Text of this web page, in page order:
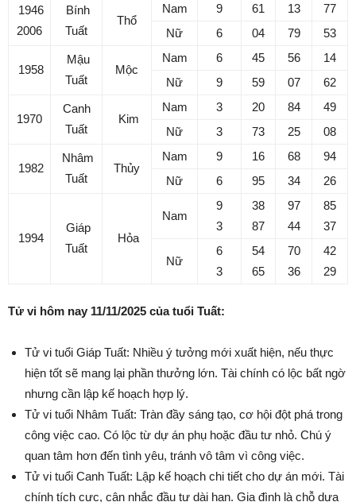
1946
2006
Bính
Tuất
Thổ
Nam 9 61 13
77
Nữ
6 04 79 53
1958
Mậu
Tuất
Mộc
Nam 6 45 56
14
Nữ
9 59 07 62
1970
Canh
Tuất
Kim
Nam 3 20 84
49
Nữ
3 73 25 08
1982
Nhâm
Tuất
Thủy
Nam 9 16 68
94
Nữ
6 95 34 26
1994
Giáp
Tuất
Hỏa
Nam
9
3
38
87
97
44
85
37
Nữ
6
3
54
65
70
36
42
29
Tử vi hôm nay 11/11/2025 của tuổi Tuất:
Tử vi tuổi Giáp Tuất: Nhiều ý tưởng mới xuất hiện, nếu thực
hiện tốt sẽ mang lại phần thưởng lớn. Tài chính có lộc bất ngờ
nhưng cần lập kế hoạch hợp lý.
Tử vi tuổi Nhâm Tuất: Tràn đầy sáng tạo, cơ hội đột phá trong
công việc cao. Có lộc từ dự án phụ hoặc đầu tư nhỏ. Chú ý
quan tâm hơn đến tình yêu, tránh vô tâm vì công việc.
Tử vi tuổi Canh Tuất: Lập kế hoạch chi tiết cho dự án mới. Tài
chính tích cực, cân nhắc đầu tư dài hạn. Gia đình là chỗ dựa